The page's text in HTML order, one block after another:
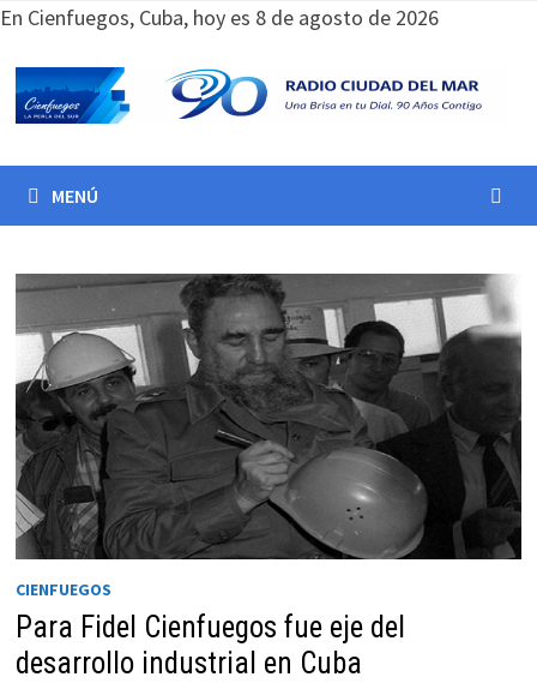
Saltar
contenido
En Cienfuegos, Cuba, hoy es 8 de agosto de 2026
MENÚ
CIENFUEGOS
Para Fidel Cienfuegos fue eje del
desarrollo industrial en Cuba